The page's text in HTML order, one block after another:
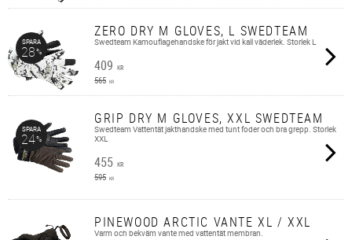
ZERO DRY M GLOVES, L SWEDTEAM
Swedteam Kamouflagehandske för jakt vid kall väderlek. Storlek L
409 KR
565 KR
SPARA
28%
GRIP DRY M GLOVES, XXL SWEDTEAM
Swedteam Vattentät jakthandske med tunt foder och bra grepp. Storlek
XXL
455 KR
595 KR
SPARA
24%
PINEWOOD ARCTIC VANTE XL / XXL
Varm och bekväm vante med vattentät membran.